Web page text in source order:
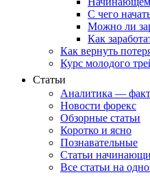
С чего
Можно ли
Как
Как вернуть
Курс молодого
Статьи
Аналитика —
Новости форекс
Обзорные статьи
Коротко и ясно
Познавательные
Статьи
Все статьи на